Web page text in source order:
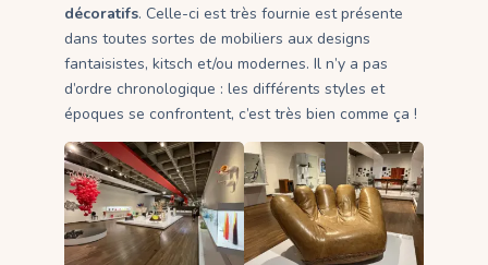
décoratifs. Celle-ci est très fournie est présente
dans toutes sortes de mobiliers aux designs
fantaisistes, kitsch et/ou modernes. Il n’y a pas
d’ordre chronologique : les différents styles et
époques se confrontent, c’est très bien comme ça !